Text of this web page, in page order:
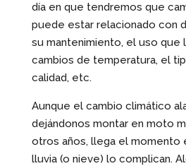
día en que tendremos que
puede estar relacionado con
su mantenimiento, el uso que
cambios de temperatura, el
calidad, etc.
Aunque el cambio climático
dejándonos montar en moto
otros años, llega el momento
lluvia (o nieve) lo complican.